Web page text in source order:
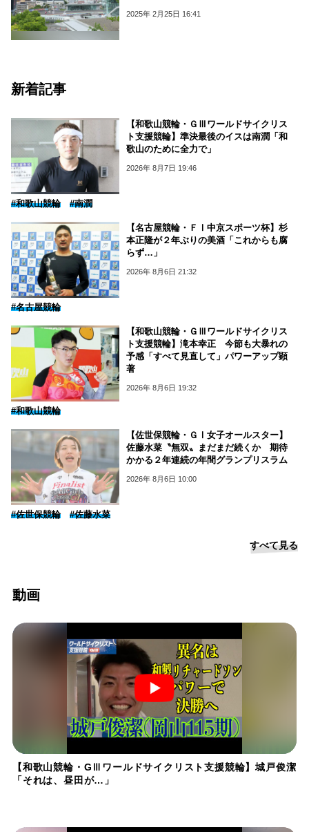
2025年 2月25日 16:41
新着記事
【和歌山競輪・ＧⅢワールドサイクリス
ト支援競輪】準決最後のイスは南潤「和
歌山のために全力で」
2026年 8月7日 19:46
#和歌山競輪 #南潤
【名古屋競輪・ＦⅠ中京スポーツ杯】杉
本正隆が２年ぶりの美酒「これからも腐
らず…」
2026年 8月6日 21:32
#名古屋競輪
【和歌山競輪・ＧⅢワールドサイクリス
ト支援競輪】滝本幸正 今節も大暴れの
予感「すべて見直して」パワーアップ顕
著
2026年 8月6日 19:32
#和歌山競輪
【佐世保競輪・ＧⅠ女子オールスター】
佐藤水菜〝無双〟まだまだ続くか 期待
かかる２年連続の年間グランプリスラム
2026年 8月6日 10:00
#佐世保競輪 #佐藤水菜
すべて見る
動画
【和歌山競輪・GⅢワールドサイクリスト支援競輪】城戸俊潔
「それは、昼田が…」